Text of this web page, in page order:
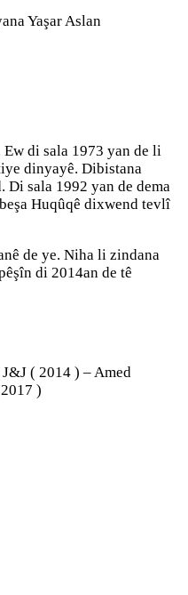
Yaşar Aslan
di sala 1973 yan de li
dinyayê. Dibistana
sala 1992 yan de dema
Huqûqê dixwend tevlî
de ye. Niha li zindana
di 2014an de tê
( 2014 ) – Amed
)